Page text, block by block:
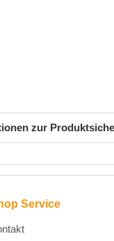
zur
Service